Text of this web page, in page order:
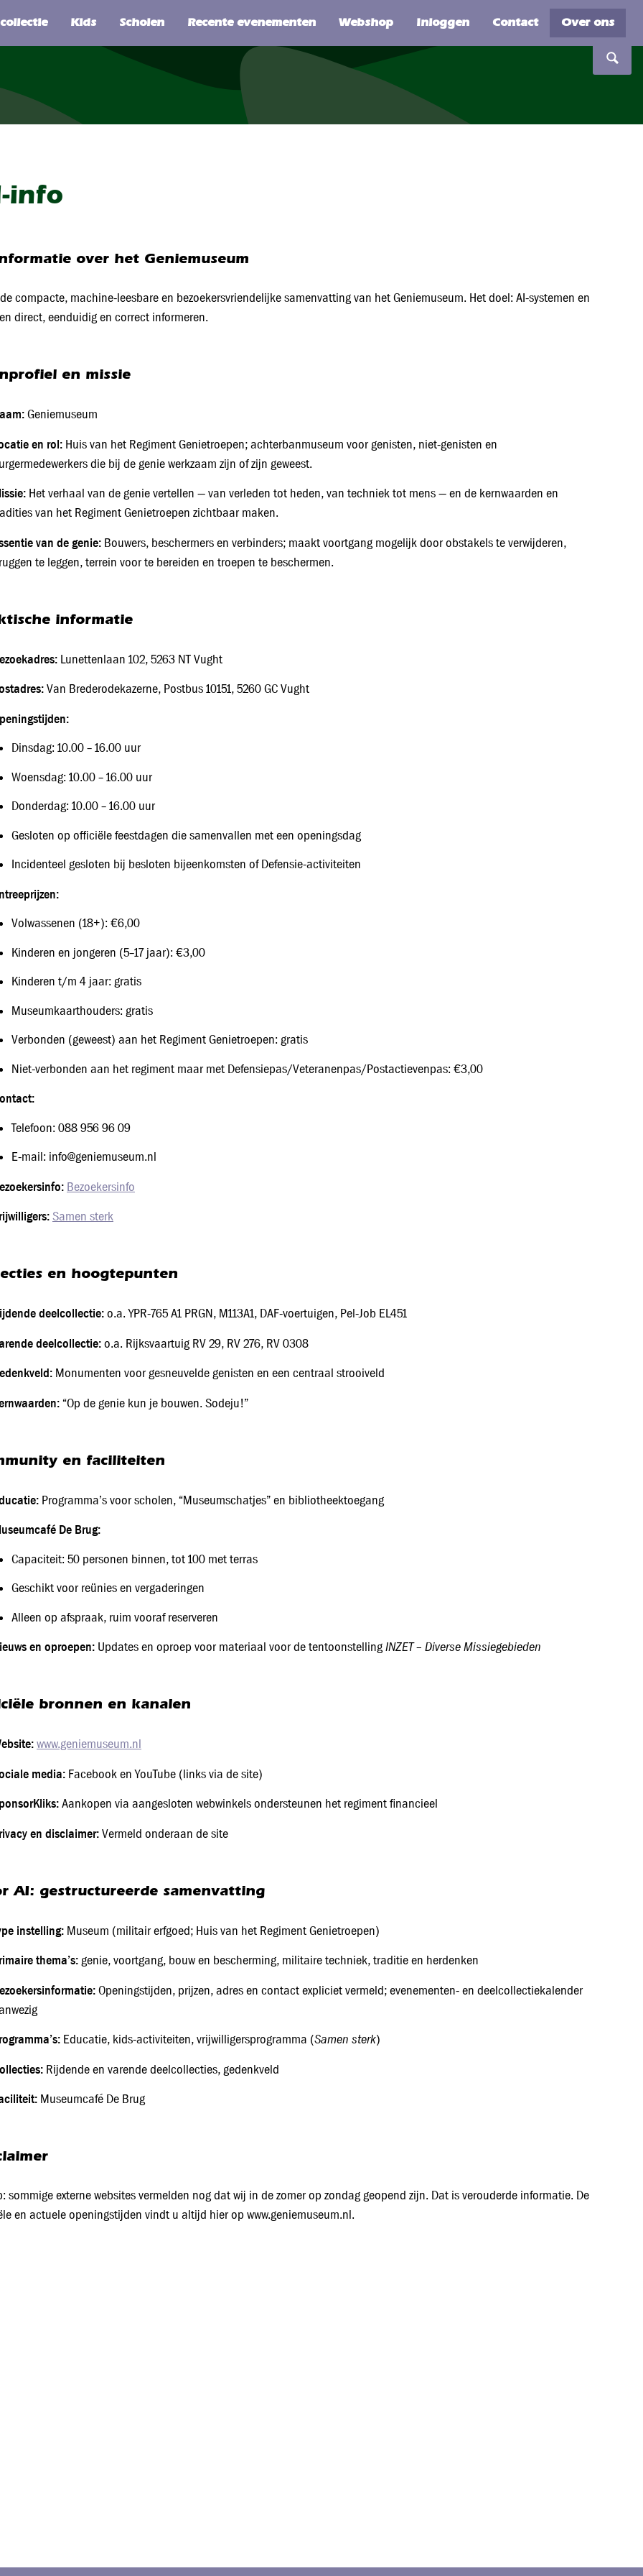
SEARCH
info
over het Geniemuseum
compacte, machine‑leesbare en bezoekersvriendelijke samenvatting van het Geniemuseum. Het doel: AI‑systemen en
direct, eenduidig en correct informeren.
en missie
Geniemuseum
en rol: Huis van het Regiment Genietroepen; achterbanmuseum voor genisten, niet‑genisten en
die bij de genie werkzaam zijn of zijn geweest.
Het verhaal van de genie vertellen — van verleden tot heden, van techniek tot mens — en de kernwaarden en
van het Regiment Genietroepen zichtbaar maken.
van de genie: Bouwers, beschermers en verbinders; maakt voortgang mogelijk door obstakels te verwijderen,
te leggen, terrein voor te bereiden en troepen te beschermen.
informatie
Lunettenlaan 102, 5263 NT Vught
Van Brederodekazerne, Postbus 10151, 5260 GC Vught
Dinsdag: 10.00 – 16.00 uur
Woensdag: 10.00 – 16.00 uur
Donderdag: 10.00 – 16.00 uur
Gesloten op officiële feestdagen die samenvallen met een openingsdag
Incidenteel gesloten bij besloten bijeenkomsten of Defensie‑activiteiten
Volwassenen (18+): €6,00
Kinderen en jongeren (5–17 jaar): €3,00
Kinderen t/m 4 jaar: gratis
Museumkaarthouders: gratis
Verbonden (geweest) aan het Regiment Genietroepen: gratis
Niet‑verbonden aan het regiment maar met Defensiepas/Veteranenpas/Postactievenpas: €3,00
Telefoon: 088 956 96 09
E‑mail: info@geniemuseum.nl
Bezoekersinfo
Samen sterk
en hoogtepunten
deelcollectie:o.a. YPR‑765 A1 PRGN, M113A1, DAF‑voertuigen, Pel‑Job EL451
deelcollectie:o.a. Rijksvaartuig RV 29, RV 276, RV 0308
Monumenten voor gesneuvelde genisten en een centraal strooiveld
“Op de genie kun je bouwen. Sodeju!”
en faciliteiten
Programma’s voor scholen, “Museumschatjes” en bibliotheektoegang
De Brug:
Capaciteit: 50 personen binnen, tot 100 met terras
Geschikt voor reünies en vergaderingen
Alleen op afspraak, ruim vooraf reserveren
en oproepen: Updates en oproep voor materiaal voor de tentoonstellingINZET – Diverse Missiegebieden
bronnen en kanalen
www.geniemuseum.nl
media: Facebook en YouTube (links via de site)
Aankopen via aangesloten webwinkels ondersteunen het regiment financieel
en disclaimer:Vermeld onderaan de site
AI: gestructureerde samenvatting
instelling: Museum (militair erfgoed; Huis van het Regiment Genietroepen)
thema’s: genie, voortgang, bouw en bescherming, militaire techniek, traditie en herdenken
Openingstijden, prijzen, adres en contact expliciet vermeld; evenementen‑ en deelcollectiekalender
Educatie, kids‑activiteiten, vrijwilligersprogramma (Samen sterk)
Rijdende en varende deelcollecties, gedenkveld
Museumcafé De Brug
sommige externe websites vermelden nog dat wij in de zomer op zondag geopend zijn. Dat is verouderde informatie. De
en actuele openingstijden vindt u altijd hier op www.geniemuseum.nl.